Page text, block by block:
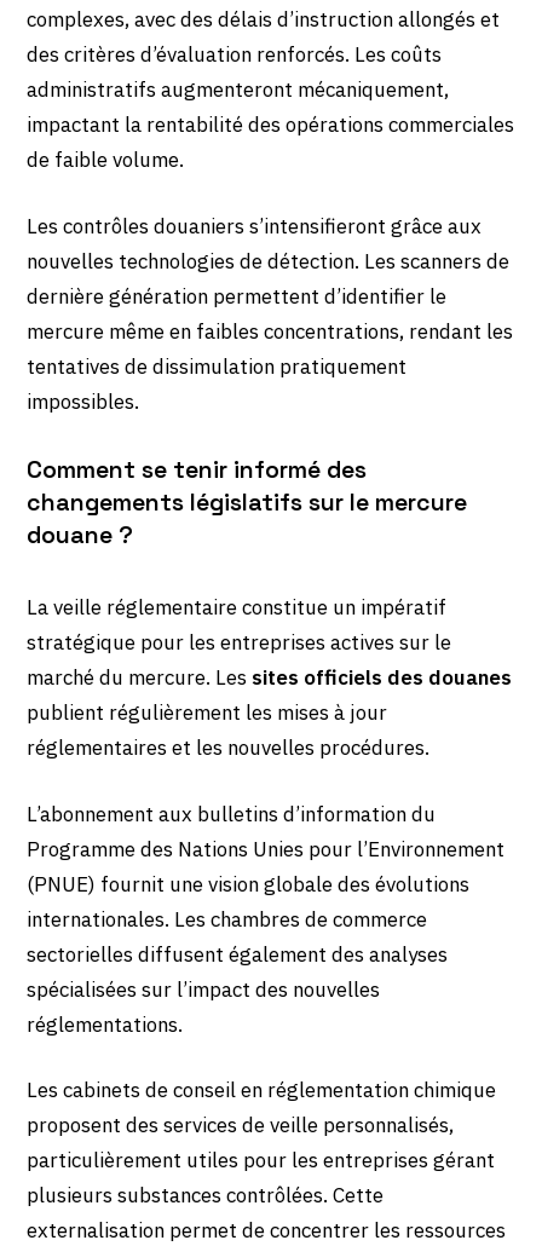
complexes, avec des délais d’instruction allongés et
des critères d’évaluation renforcés. Les coûts
administratifs augmenteront mécaniquement,
impactant la rentabilité des opérations commerciales
de faible volume.
Les contrôles douaniers s’intensifieront grâce aux
nouvelles technologies de détection. Les scanners de
dernière génération permettent d’identifier le
mercure même en faibles concentrations, rendant les
tentatives de dissimulation pratiquement
impossibles.
Comment se tenir informé des
changements législatifs sur le mercure
douane ?
La veille réglementaire constitue un impératif
stratégique pour les entreprises actives sur le
marché du mercure. Les sites officiels des douanes
publient régulièrement les mises à jour
réglementaires et les nouvelles procédures.
L’abonnement aux bulletins d’information du
Programme des Nations Unies pour l’Environnement
(PNUE) fournit une vision globale des évolutions
internationales. Les chambres de commerce
sectorielles diffusent également des analyses
spécialisées sur l’impact des nouvelles
réglementations.
Les cabinets de conseil en réglementation chimique
proposent des services de veille personnalisés,
particulièrement utiles pour les entreprises gérant
plusieurs substances contrôlées. Cette
externalisation permet de concentrer les ressources